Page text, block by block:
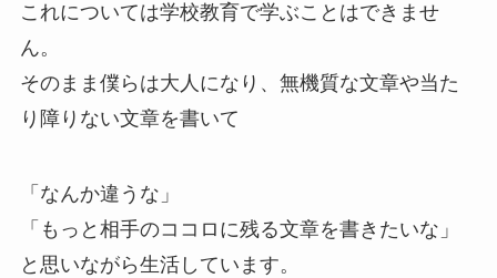
これについては学校教育で学ぶことはできませ
ん。
そのまま僕らは大人になり、無機質な文章や当た
り障りない文章を書いて
「なんか違うな」
「もっと相手のココロに残る文章を書きたいな」
と思いながら生活しています。